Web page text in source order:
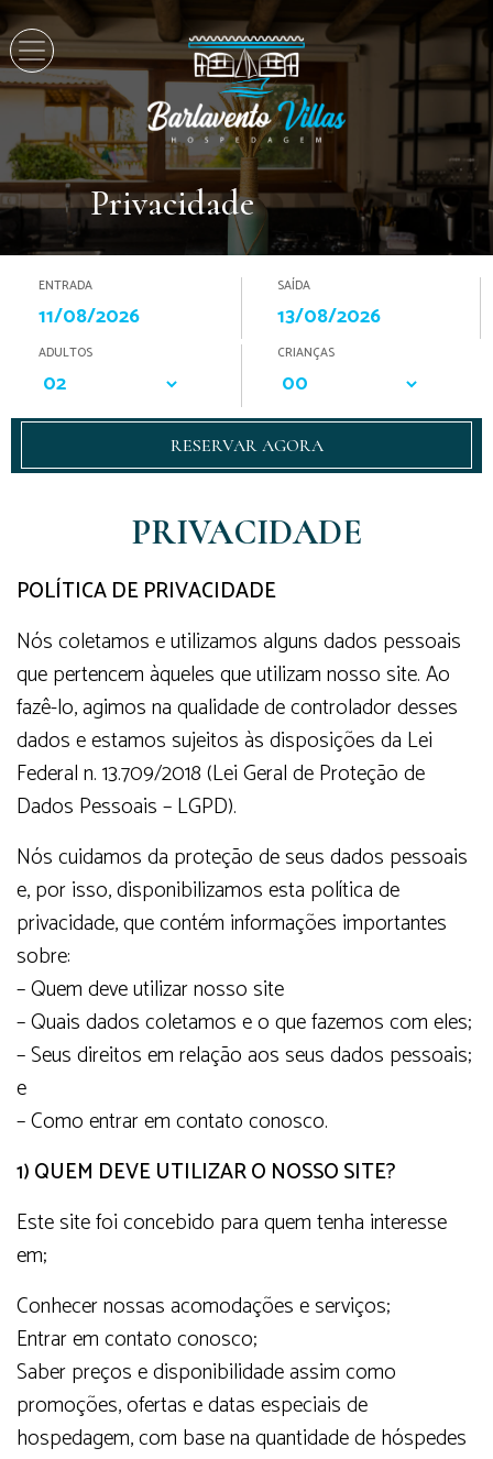
Privacidade
ENTRADA SAÍDA
ADULTOS CRIANÇAS
RESERVAR AGORA
PRIVACIDADE
POLÍTICA DE PRIVACIDADE
Nós coletamos e utilizamos alguns dados pessoais
que pertencem àqueles que utilizam nosso site. Ao
fazê-lo, agimos na qualidade de controlador desses
dados e estamos sujeitos às disposições da Lei
Federal n. 13.709/2018 (Lei Geral de Proteção de
Dados Pessoais – LGPD).
Nós cuidamos da proteção de seus dados pessoais
e, por isso, disponibilizamos esta política de
privacidade, que contém informações importantes
sobre:
– Quem deve utilizar nosso site
– Quais dados coletamos e o que fazemos com eles;
– Seus direitos em relação aos seus dados pessoais;
e
– Como entrar em contato conosco.
1) QUEM DEVE UTILIZAR O NOSSO SITE?
Este site foi concebido para quem tenha interesse
em;
Conhecer nossas acomodações e serviços;
Entrar em contato conosco;
Saber preços e disponibilidade assim como
promoções, ofertas e datas especiais de
hospedagem, com base na quantidade de hóspedes